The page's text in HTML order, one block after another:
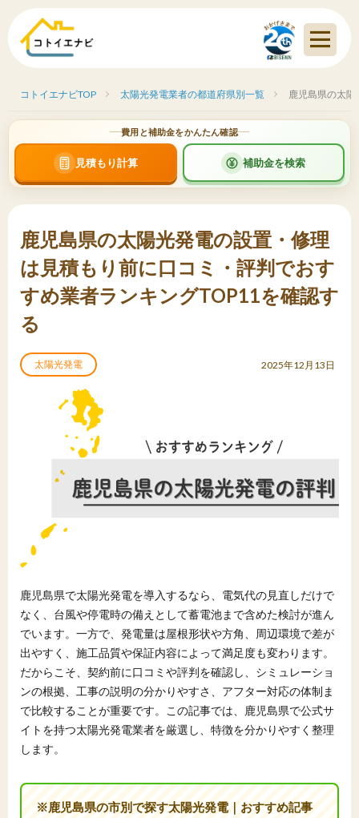
コトイエナビTOP 太陽光発電業者の都道府県別一覧 鹿児島県の太
費用と補助金をかんたん確認
見積もり計算 補助金を検索
鹿児島県の太陽光発電の設置・修理
は見積もり前に口コミ・評判でおす
すめ業者ランキングTOP11を確認す
る
太陽光発電 2025年12月13日
鹿児島県で太陽光発電を導入するなら、電気代の見直しだけで
なく、台風や停電時の備えとして蓄電池まで含めた検討が進ん
でいます。一方で、発電量は屋根形状や方角、周辺環境で差が
出やすく、施工品質や保証内容によって満足度も変わります。
だからこそ、契約前に口コミや評判を確認し、シミュレーショ
ンの根拠、工事の説明の分かりやすさ、アフター対応の体制ま
で比較することが重要です。この記事では、鹿児島県で公式サ
イトを持つ太陽光発電業者を厳選し、特徴を分かりやすく整理
します。
※鹿児島県の市別で探す太陽光発電｜おすすめ記事